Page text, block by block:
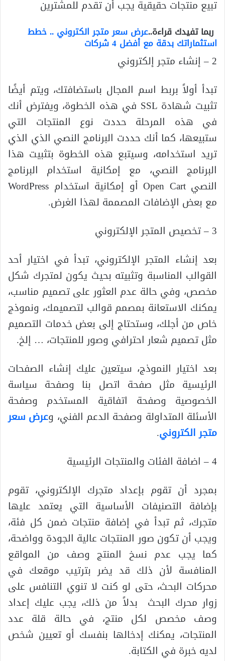
تبيع منتجات حقيقية يجب أن تقدم للمشترين
ربما تفيدك قراءة..عرض سعر متجر الكتروني .. خطط
استثماراتك بدقة مع أفضل 4 شركات
2 – إنشاء متجر إلكتروني
تبدأ أولاً بربط اسم المجال باستضافتك، ويتم أيضًا
تثبيت شهادة SSL في هذه الخطوة، ويفترض أنك
في هذه المرحلة حددت نوع المنتجات التي
ستبيعها، كما أنك حددت البرنامج النصي الذي الذي
تريد استخدامه، وسيتبع هذه الخطوة بتثبيت هذا
البرنامج النصي، مع إمكانية استخدام البرنامج
النصي Open Cart أو إمكانية استخدام WordPress
مع بعض الإضافات المصممة لهذا الغرض.
3 – تخصيص المتجر الإلكتروني
بعد إنشاء المتجر الإلكتروني، تبدأ في اختيار أحد
القوالب المناسبة وتثبيته بحيث يكون لمتجرك شكل
مخصص، وفي حالة عدم العثور على تصميم مناسب،
يمكنك الاستعانة بمصمم قوالب لتصميمك، ونموذج
خاص من أجلك، وستحتاج إلى بعض خدمات التصميم
مثل تصميم شعار احترافي وصور للمنتجات، … إلخ.
بعد اختيار النموذج، سيتعين عليك إنشاء الصفحات
الرئيسية مثل صفحة اتصل بنا وصفحة سياسة
الخصوصية وصفحة اتفاقية المستخدم وصفحة
الأسئلة المتداولة وصفحة الدعم الفني، وعرض سعر
متجر الكتروني.
4 – اضافة الفئات والمنتجات الرئيسية
بمجرد أن تقوم بإعداد متجرك الإلكتروني، تقوم
بإضافة التصنيفات الأساسية التي يعتمد عليها
متجرك، ثم تبدأ في إضافة منتجات ضمن كل فئة،
ويجب أن تكون صور المنتجات عالية الجودة وواضحة،
كما يجب عدم نسخ المنتج وصف من المواقع
المنافسة لأن ذلك قد يضر بترتيب موقعك في
محركات البحث، حتى لو كنت لا تنوي التنافس على
زوار محرك البحث بدلاً من ذلك، يجب عليك إعداد
وصف مخصص لكل منتج، في حالة قلة عدد
المنتجات، يمكنك إدخالها بنفسك أو تعيين شخص
لديه خبرة في الكتابة.